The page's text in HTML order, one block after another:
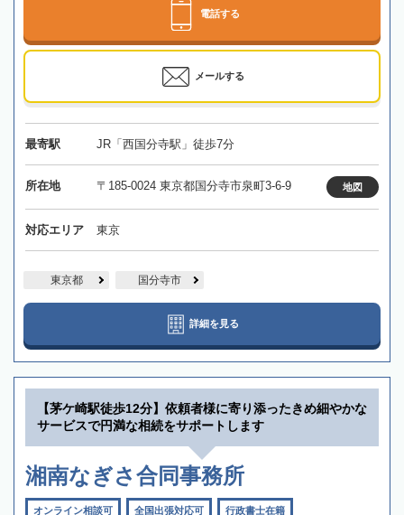
電話する
メールする
最寄駅 JR「西国分寺駅」徒歩7分
所在地 〒185-0024 東京都国分寺市泉町3-6-9 地図
対応エリア 東京
東京都 国分寺市
詳細を見る
【茅ケ崎駅徒歩12分】依頼者様に寄り添ったきめ細やかな
サービスで円満な相続をサポートします
湘南なぎさ合同事務所
オンライン相談可 全国出張対応可 行政書士在籍